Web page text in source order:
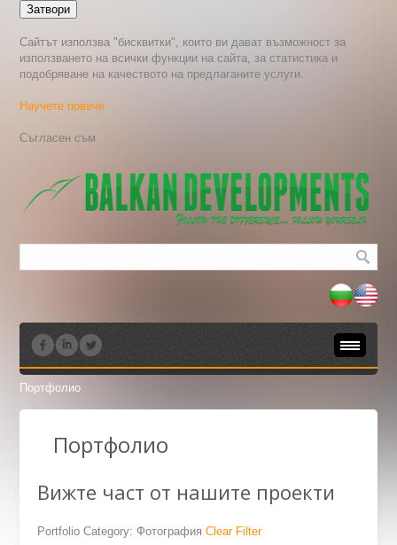
Затвори
Сайтът използва "бисквитки", които ви дават възможност за
използването на всички функции на сайта, за статистика и
подобряване на качеството на предлаганите услуги.
Научете повече
Портфолио
Портфолио
Вижте част от нашите проекти
Portfolio Category: ФотографияClear Filter
Пицарии "Мис Каприз"
Представителни сайтове